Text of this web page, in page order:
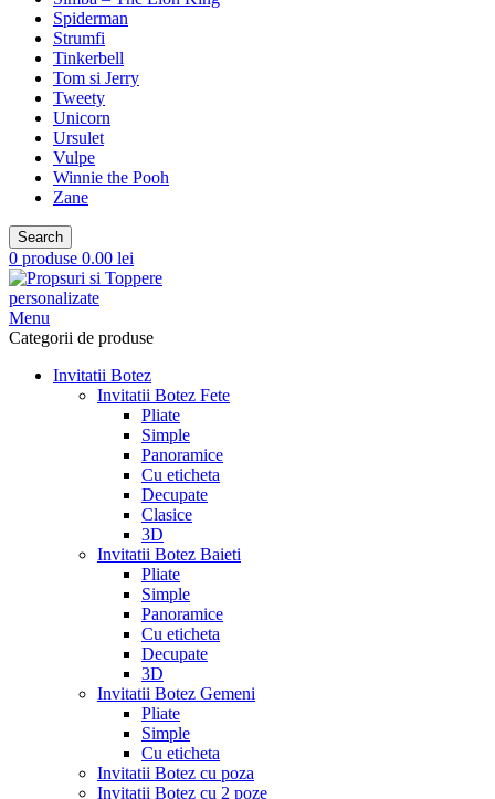
Spiderman
Strumfi
Tinkerbell
Tom si Jerry
Tweety
Unicorn
Ursulet
Vulpe
Winnie the Pooh
Zane
Search
0 produse 0.00 lei
Menu
Categorii de produse
Invitatii Botez
Invitatii Botez Fete
Pliate
Simple
Panoramice
Cu eticheta
Decupate
Clasice
3D
Invitatii Botez Baieti
Pliate
Simple
Panoramice
Cu eticheta
Decupate
3D
Invitatii Botez Gemeni
Pliate
Simple
Cu eticheta
Invitatii Botez cu poza
Invitatii Botez cu 2 poze